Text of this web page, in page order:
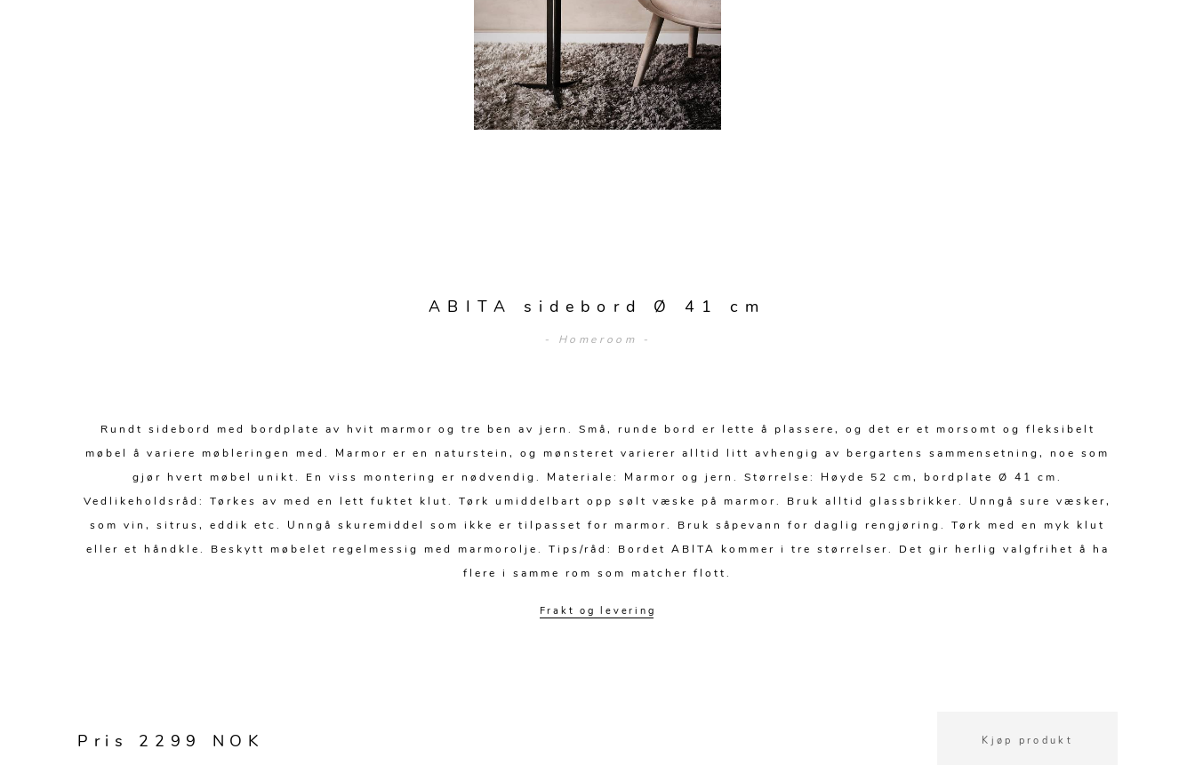
ABITA sidebord Ø 41 cm
- Homeroom -
Rundt sidebord med bordplate av hvit marmor og tre ben av jern. Små, runde bord er lette å plassere, og det er et morsomt og fleksibelt
møbel å variere møbleringen med. Marmor er en naturstein, og mønsteret varierer alltid litt avhengig av bergartens sammensetning, noe som
gjør hvert møbel unikt. En viss montering er nødvendig. Materiale: Marmor og jern. Størrelse: Høyde 52 cm, bordplate Ø 41 cm.
Vedlikeholdsråd: Tørkes av med en lett fuktet klut. Tørk umiddelbart opp sølt væske på marmor. Bruk alltid glassbrikker. Unngå sure væsker,
som vin, sitrus, eddik etc. Unngå skuremiddel som ikke er tilpasset for marmor. Bruk såpevann for daglig rengjøring. Tørk med en myk klut
eller et håndkle. Beskytt møbelet regelmessig med marmorolje. Tips/råd: Bordet ABITA kommer i tre størrelser. Det gir herlig valgfrihet å ha
flere i samme rom som matcher flott.
Frakt og levering
Pris 2299 NOK Kjøp produkt